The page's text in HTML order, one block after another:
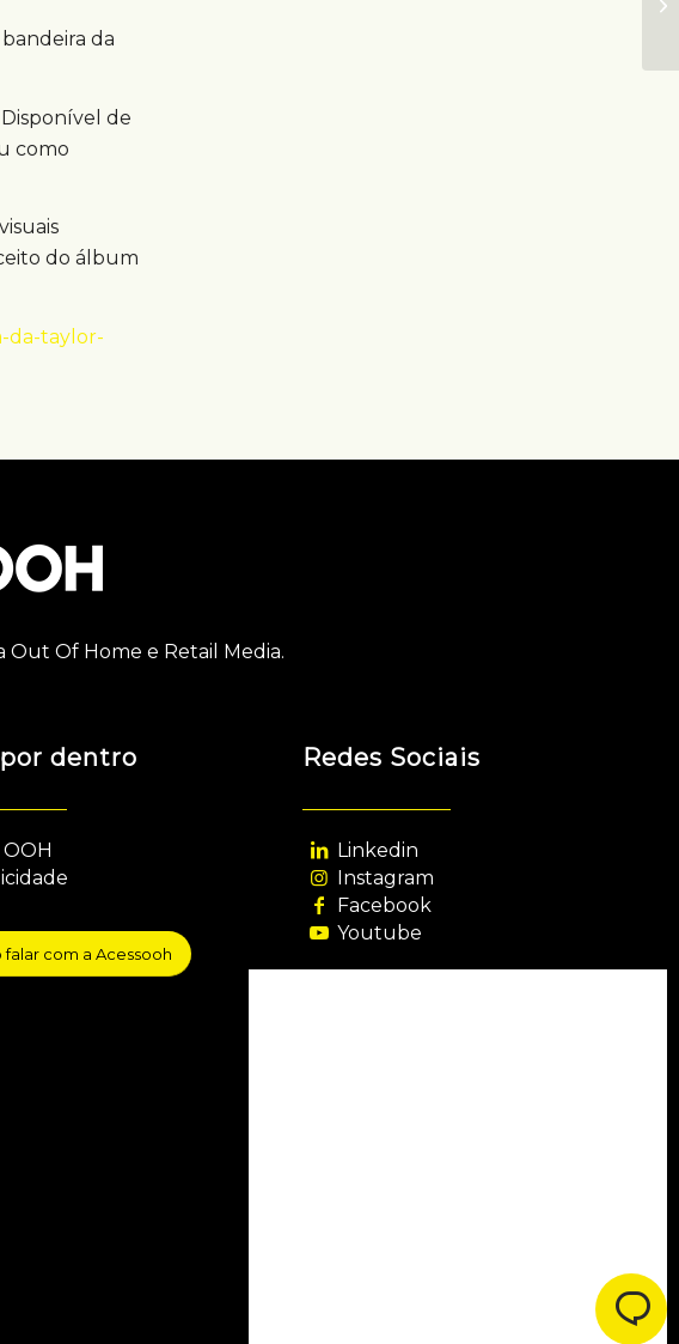
da
de
como
do álbum
da-taylor-
Out Of Home e Retail Media.
dentro
falar com a Acessooh
Redes Sociais
Linkedin
Instagram
Facebook
Youtube